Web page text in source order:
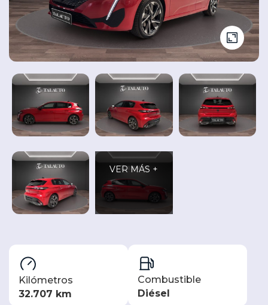
Vehículos
nuevos
Seminuevos
y
Ocasión
Cita
Taller
VER MÁS +
Kilómetros
32.707 km
Combustible
Diésel